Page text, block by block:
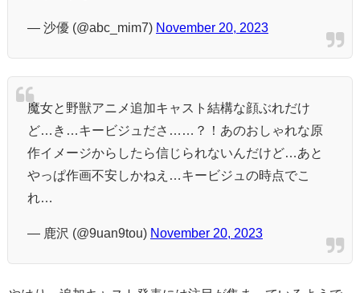
— 沙優 (@abc_mim7) November 20, 2023
魔女と野獣アニメ追加キャスト結構な顔ぶれだけ
ど…き…キービジュださ……？！あのおしゃれな原
作イメージからしたら信じられないんだけど…あと
やっぱ作画不安しかねえ…キービジュの時点でこ
れ…
— 鹿沢 (@9uan9tou) November 20, 2023